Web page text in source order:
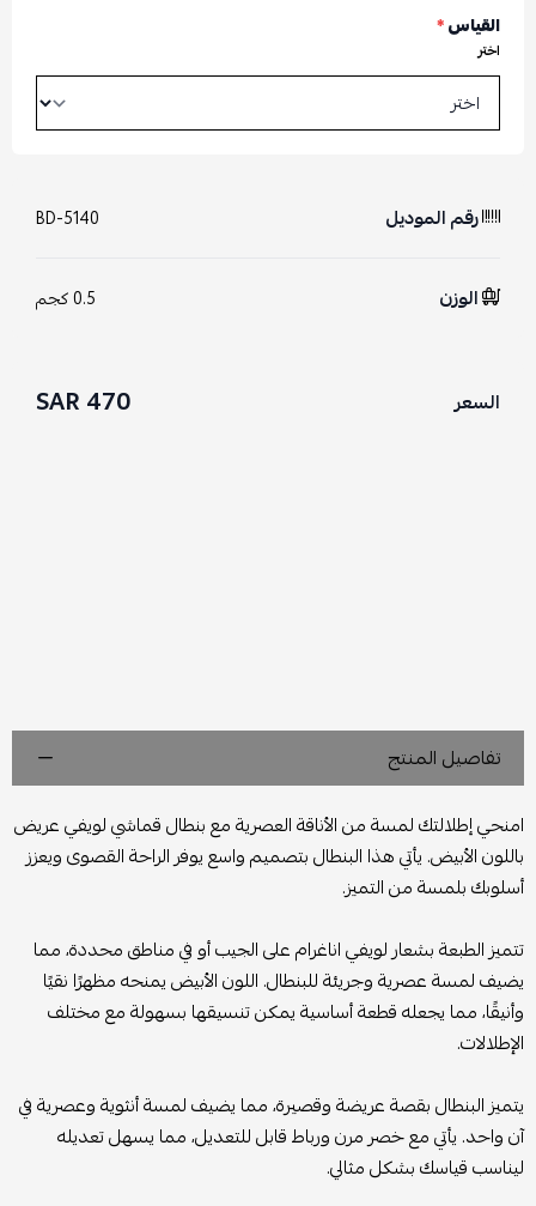
القياس*
اختر
رقم الموديل BD-5140
الوزن 0.5 كجم
السعر 470 SAR
تفاصيل المنتج
امنحي إطلالتك لمسة من الأناقة العصرية مع بنطال قماشي لويفي عريض
باللون الأبيض. يأتي هذا البنطال بتصميم واسع يوفر الراحة القصوى ويعزز
أسلوبك بلمسة من التميز.
تتميز الطبعة بشعار لويفي اناغرام على الجيب أو في مناطق محددة، مما
يضيف لمسة عصرية وجريئة للبنطال. اللون الأبيض يمنحه مظهرًا نقيًا
وأنيقًا، مما يجعله قطعة أساسية يمكن تنسيقها بسهولة مع مختلف
الإطلالات.
يتميز البنطال بقصة عريضة وقصيرة، مما يضيف لمسة أنثوية وعصرية في
آن واحد. يأتي مع خصر مرن ورباط قابل للتعديل، مما يسهل تعديله
ليناسب قياسك بشكل مثالي.